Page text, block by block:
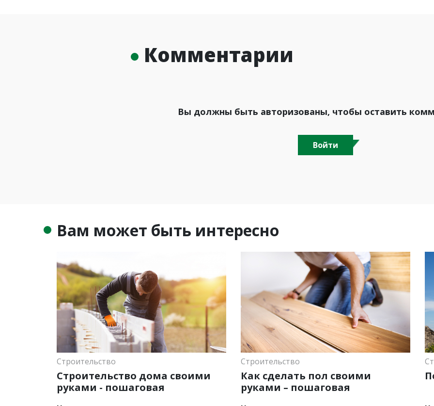
Комментарии
Вы должны быть авторизованы, чтобы оставить
Войти
Вам может быть интересно
Строительство
Строительство дома своими
руками - пошаговая
Строительство
Как сделать пол своими
руками – пошаговая